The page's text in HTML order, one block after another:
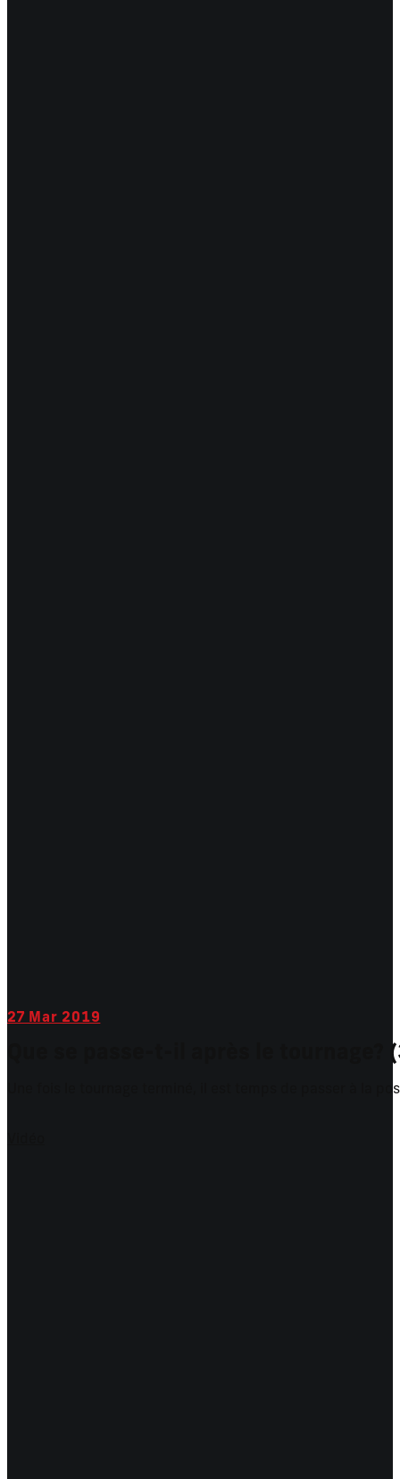
27 Mar 2019
Que se passe-t-il après le tournage?
Une fois le tournage terminé, il est temps de passer à la